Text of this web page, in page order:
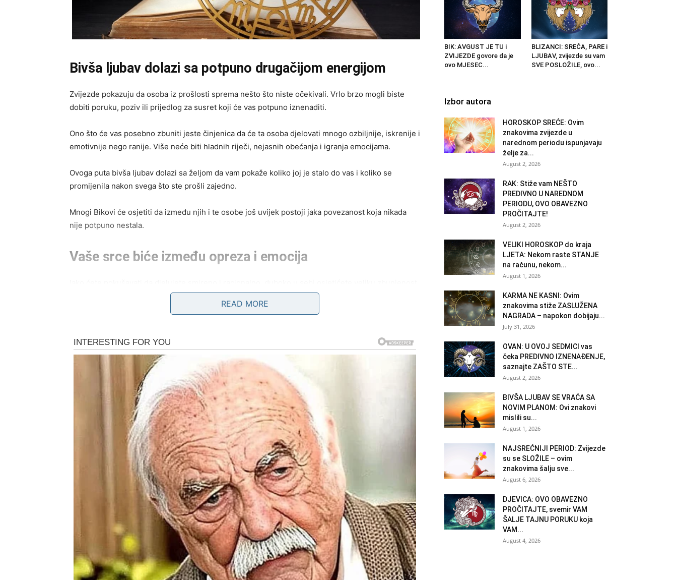
Bivša ljubav dolazi sa potpuno drugačijom energijom
Zvijezde pokazuju da osoba iz prošlosti sprema nešto što niste očekivali. Vrlo brzo mogli biste
dobiti poruku, poziv ili prijedlog za susret koji će vas potpuno iznenaditi.
Ono što će vas posebno zbuniti jeste činjenica da će ta osoba djelovati mnogo ozbiljnije, iskrenije i
emotivnije nego ranije. Više neće biti hladnih riječi, nejasnih obećanja i igranja emocijama.
Ovoga puta bivša ljubav dolazi sa željom da vam pokaže koliko joj je stalo do vas i koliko se
promijenila nakon svega što ste prošli zajedno.
Mnogi Bikovi će osjetiti da između njih i te osobe još uvijek postoji jaka povezanost koja nikada
nije potpuno nestala.
Vaše srce biće između opreza i emocija
Dio vas neće željeti ponovo prolaziti kroz stare probleme i razočaranja, dok će drugi dio osjećati
Mnogi Bikovi će tokom ovog perioda shvatiti da nikada nisu potpuno zaboravili tu osobu. Jedna
poruka ili susret mogli bi vratiti uspomene i osjećanja mnogo snažnije nego što očekujete.
Međutim, zvijezde vam savjetuju da ne donosite odluke naglo. Važno je da sebi date vremena i da
pažljivo procijenite da li su namjere te osobe zaista iskrene.
READ MORE
BIK: AVGUST JE TU i
ZVIJEZDE govore da je
ovo MJESEC...
BLIZANCI: SREĆA, PARE i
LJUBAV, zvijezde su vam
SVE POSLOŽILE, ovo...
Izbor autora
HOROSKOP SREĆE: Ovim
znakovima zvijezde u
narednom periodu ispunjavaju
želje za...
August 2, 2026
RAK: Stiže vam NEŠTO
PREDIVNO U NAREDNOM
PERIODU, OVO OBAVEZNO
PROČITAJTE!
August 2, 2026
VELIKI HOROSKOP do kraja
LJETA: Nekom raste STANJE
na računu, nekom...
August 1, 2026
KARMA NE KASNI: Ovim
znakovima stiže ZASLUŽENA
NAGRADA – napokon dobijaju...
July 31, 2026
OVAN: U OVOJ SEDMICI vas
čeka PREDIVNO IZNENAĐENJE,
saznajte ZAŠTO STE...
August 2, 2026
BIVŠA LJUBAV SE VRAĆA SA
NOVIM PLANOM: Ovi znakovi
mislili su...
August 1, 2026
NAJSREĆNIJI PERIOD: Zvijezde
su se SLOŽILE – ovim
znakovima šalju sve...
August 6, 2026
DJEVICA: OVO OBAVEZNO
PROČITAJTE, svemir VAM
ŠALJE TAJNU PORUKU koja
VAM...
August 4, 2026